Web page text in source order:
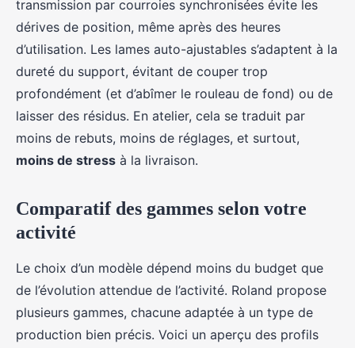
transmission par courroies synchronisées évite les
dérives de position, même après des heures
d’utilisation. Les lames auto-ajustables s’adaptent à la
dureté du support, évitant de couper trop
profondément (et d’abîmer le rouleau de fond) ou de
laisser des résidus. En atelier, cela se traduit par
moins de rebuts, moins de réglages, et surtout,
moins de stress à la livraison.
Comparatif des gammes selon votre
activité
Le choix d’un modèle dépend moins du budget que
de l’évolution attendue de l’activité. Roland propose
plusieurs gammes, chacune adaptée à un type de
production bien précis. Voici un aperçu des profils